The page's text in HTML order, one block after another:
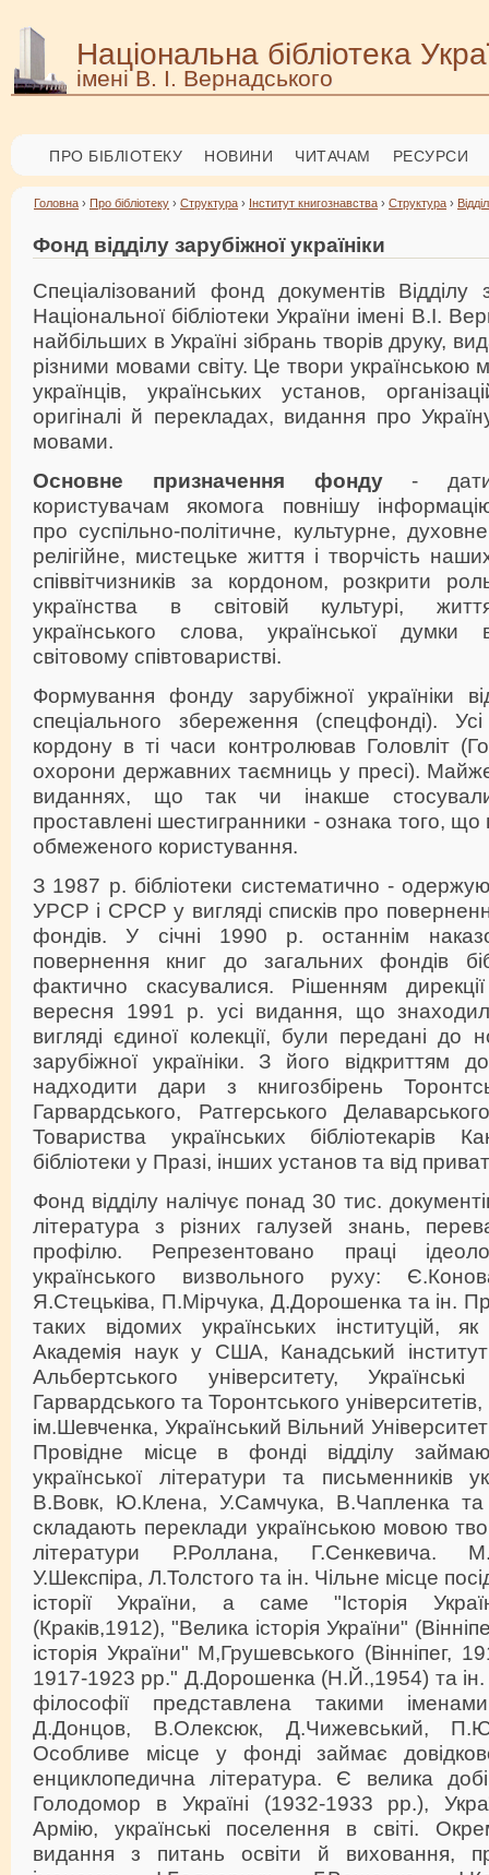
Національна бібліотека
імені В. І. Вернадського
ПРО БІБЛІОТЕКУ НОВИНИ ЧИТАЧАМ РЕСУРСИ
Головна › Про бібліотеку › Структура › Інститут книгознавства › Структура ›
Фонд відділу зарубіжної україніки
Спеціалізований фонд документів Відділу
Національної бібліотеки України імені В.І.
найбільших в Україні зібрань творів друку,
різними мовами світу. Це твори українською
українців, українських установ,
оригіналі й перекладах, видання про
мовами.
Основне призначення фонду-
користувачам якомога повнішу
про суспільно-політичне, культурне,
релігійне, мистецьке життя і творчість
співвітчизників за кордоном, розкрити
українства в світовій культурі,
українського слова, української думки
світовому співтоваристві.
Формування фонду зарубіжної україніки
спеціального збереження (спецфонді).
кордону в ті часи контролював Головліт
охорони державних таємниць у пресі).
виданнях, що так чи інакше
проставлені шестигранники - ознака того, що
обмеженого користування.
З 1987 р. бібліотеки систематично -
УРСР і СРСР у вигляді списків про
фондів. У січні 1990 р. останнім
повернення книг до загальних фондів
фактично скасувалися. Рішенням
вересня 1991 р. усі видання, що
вигляді єдиної колекції, були передані до
зарубіжної україніки. З його відкриттям
надходити дари з книгозбірень
Гарвардського, Ратгерського
Товариства українських бібліотекарів
бібліотеки у Празі, інших установ та від
Фонд відділу налічує понад 30 тис.
література з різних галузей знань,
профілю. Репрезентовано праці
українського визвольного руху:
Я.Стецьківа, П.Мірчука, Д.Дорошенка та ін.
таких відомих українських інституцій,
Академія наук у США, Канадський інститут
Альбертського університету, Українські
Гарвардського та Торонтського
ім.Шевченка, Український Вільний
Провідне місце в фонді відділу
української літератури та письменників
В.Вовк, Ю.Клена, У.Самчука, В.Чапленка
складають переклади українською мовою
літератури Р.Роллана, Г.Сенкевича.
У.Шекспіра, Л.Толстого та ін. Чільне місце
історії України, а саме "Історія
(Краків,1912), "Велика історія України"
історія України" М,Грушевського (Вінніпег,
1917-1923 рр." Д.Дорошенка (Н.Й.,1954) та ін.
філософії представлена такими
Д.Донцов, В.Олексюк, Д.Чижевський,
Особливе місце у фонді займає
енциклопедична література. Є велика
Голодомор в Україні (1932-1933 рр.),
Армію, українські поселення в світі.
видання з питань освіти й виховання,